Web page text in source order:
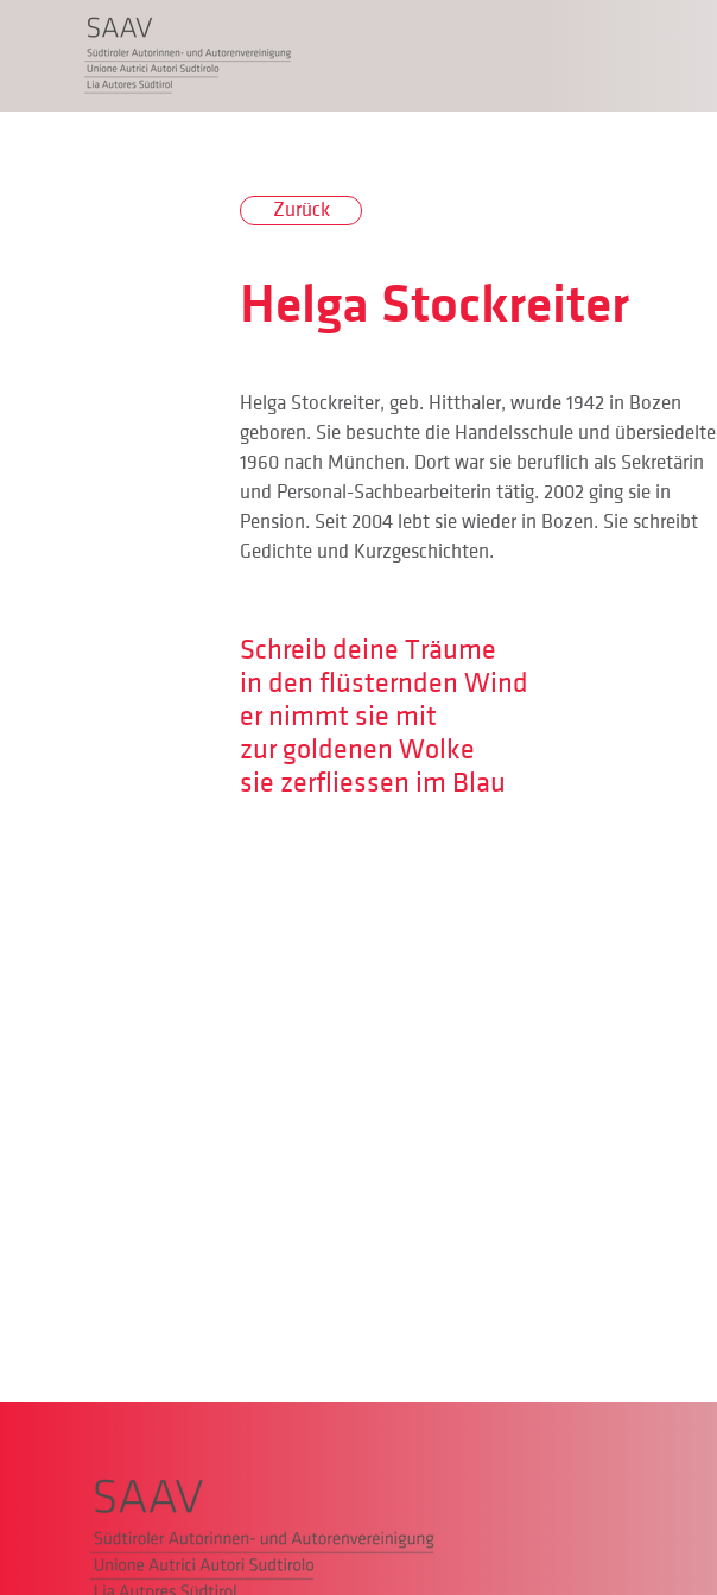
Zurück
Helga Stockreiter
Helga Stockreiter, geb. Hitthaler, wurde 1942 in Bozen
geboren. Sie besuchte die Handelsschule und übersiedelte
1960 nach München. Dort war sie beruflich als Sekretärin
und Personal-Sachbearbeiterin tätig. 2002 ging sie in
Pension. Seit 2004 lebt sie wieder in Bozen. Sie schreibt
Gedichte und Kurzgeschichten.
Schreib deine Träume
in den flüsternden Wind
er nimmt sie mit
zur goldenen Wolke
sie zerfliessen im Blau